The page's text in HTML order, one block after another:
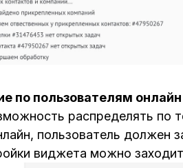
по пользователям
распределять по
пользователь должен
виджета можно